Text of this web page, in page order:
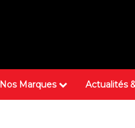
Nos Marques Actualités